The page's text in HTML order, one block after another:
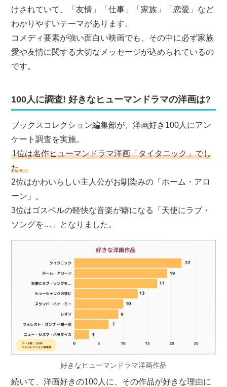
けされていて、「友情」「仕事」「家族」「恋愛」など
わかりやすいテーマがあります。
コメディ要素が強い面白い映画でも、その中に必ず家族
愛や友情に関する大切なメッセージが込められているの
です。
100人に調査! 好きなヒューマンドラマの洋画は?
ブックスコレクション編集部が、洋画好き100人にアン
ケート調査を実施。
1位は名作ヒューマンドラマ洋画「タイタニック」でし
た。
2位はかわいらしい主人公がお馴染みの「ホーム・アロ
ーン」。
3位はゴスペルの軽快な音楽が癖になる「天使にラブ・
ソングを…」となりました。
好きなヒューマンドラマ洋画作品
続いて、洋画好きの100人に、その作品が好きな理由に